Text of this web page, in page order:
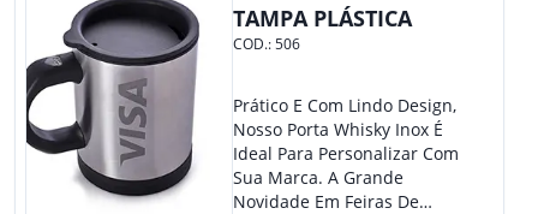
TAMPA PLÁSTICA
COD.:506
Prático E Com Lindo Design,
Nosso Porta Whisky Inox É
Ideal Para Personalizar Com
Sua Marca. A Grande
Novidade Em Feiras De